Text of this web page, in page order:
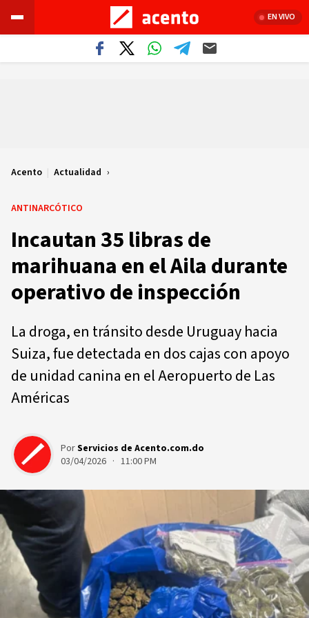
EN VIVO
Acento | Actualidad
ANTINARCÓTICO
Incautan 35 libras de
marihuana en el Aila durante
operativo de inspección
La droga, en tránsito desde Uruguay hacia
Suiza, fue detectada en dos cajas con apoyo
de unidad canina en el Aeropuerto de Las
Américas
PorServicios de Acento.com.do
03/04/2026 · 11:00 PM